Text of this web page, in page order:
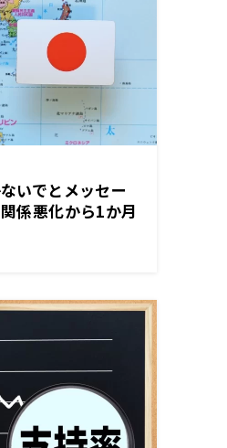
いでとメッセー
係悪化から1か月